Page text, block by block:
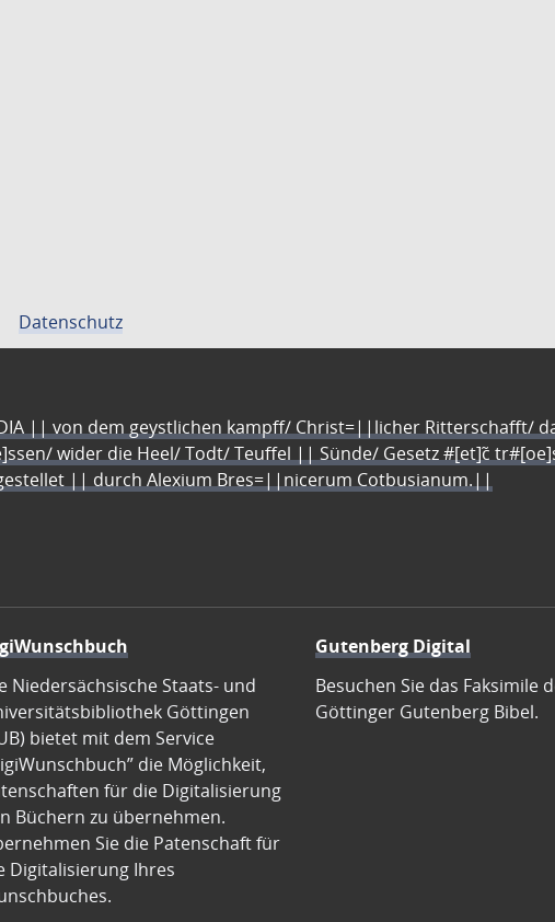
Datenschutz
|| von dem geystlichen kampff/ Christ=||licher Ritterschafft/
wider die Heel/ Todt/ Teuffel || Sünde/ Gesetz #[et]c̃
|| durch Alexium Bres=||nicerum Cotbusianum.||
Niedersächsische Staats- und
Göttingen
bietet mit dem Service
die Möglichkeit,
für die Digitalisierung
Büchern zu übernehmen.
Sie die Patenschaft für
Digitalisierung Ihres
Gutenberg Digital
Besuchen Sie das Faksimile
Göttinger Gutenberg Bibel.